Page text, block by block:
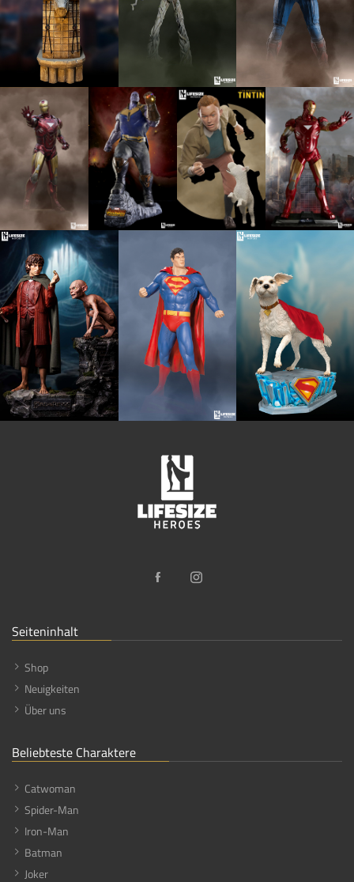
Seiteninhalt
Shop
Neuigkeiten
Über uns
Beliebteste Charaktere
Catwoman
Spider-Man
Iron-Man
Batman
Joker